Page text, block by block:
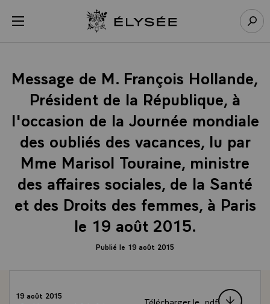
menu Retour à l’accueil Élysée
Message de M. François Hollande,
Président de la République, à
l'occasion de la Journée mondiale
des oubliés des vacances, lu par
Mme Marisol Touraine, ministre
des affaires sociales, de la Santé
et des Droits des femmes, à Paris
le 19 août 2015.
Publié le 19 août 2015
19 août 2015
Télécharger le .pdf
Panneau de gestion des cookies